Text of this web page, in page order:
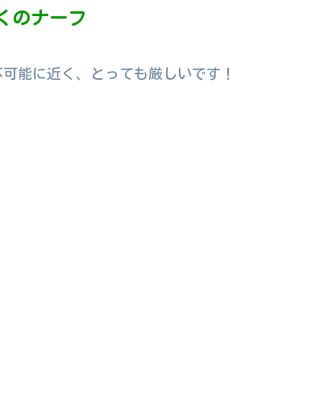
のナーフ
能に近く、とっても厳しいです！